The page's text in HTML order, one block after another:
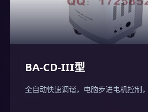
BA-CD-III型
全自动快速调谐，电脑步进电机控制